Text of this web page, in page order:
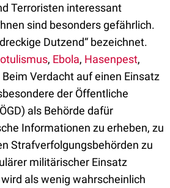
Terroristen interessant
sind besonders gefährlich.
Dutzend“ bezeichnet.
, Ebola, Hasenpest,
Beim Verdacht auf einen Einsatz
der Öffentliche
als Behörde dafür
Informationen zu erheben, zu
Strafverfolgungsbehörden zu
militärischer Einsatz
als wenig wahrscheinlich